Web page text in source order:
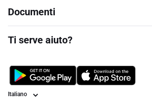
Documenti
Ti serve aiuto?
Lingua